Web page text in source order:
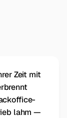
Zeit mit
lahm —